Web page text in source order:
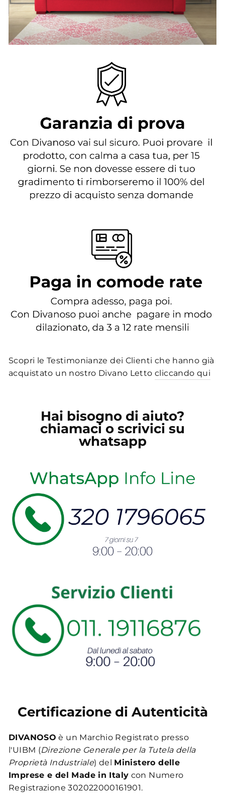
Scopri le Testimonianze dei Clienti che hanno già
acquistato un nostro Divano Lettocliccando qui
Hai bisogno di aiuto?
chiamaci o scrivici su
whatsapp
Certificazione di Autenticità
DIVANOSO è un Marchio Registrato presso
l'UIBM (Direzione Generale per la Tutela della
Proprietà Industriale) del Ministero delle
Imprese e del Made in Italy con Numero
Registrazione 302022000161901.